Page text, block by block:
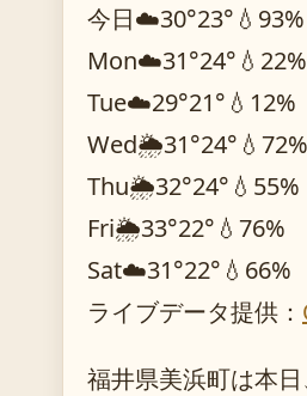
今日☁️30°23° 💧93%
Mon☁️31°24° 💧22%
Tue☁️29°21° 💧12%
Wed🌦️31°24° 💧72%
Thu🌦️32°24° 💧55%
Fri🌦️33°22° 💧76%
Sat☁️31°22° 💧66%
ライブデータ提供：
福井県美浜町は本